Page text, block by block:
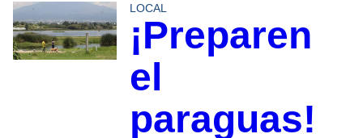
LOCAL
¡Preparen
el
paraguas!